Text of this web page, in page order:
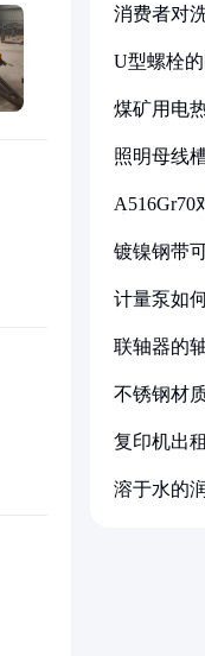
消费者对
U型螺栓
煤矿用电
照明母线
A516Gr70
镀镍钢带
计量泵如
联轴器的
不锈钢材
复印机出
溶于水的